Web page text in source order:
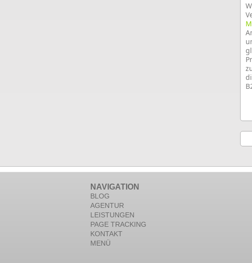
NAVIGATION
BLOG
AGENTUR
LEISTUNGEN
PAGE TRACKING
KONTAKT
MENÜ